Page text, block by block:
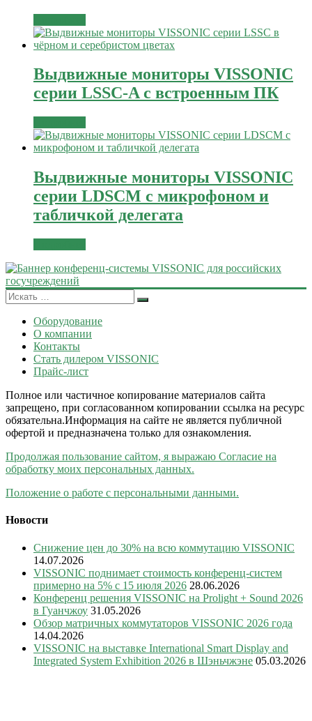
Выдвижные мониторы VISSONIC
серии LSSC-A с встроенным ПК
Выдвижные мониторы VISSONIC
серии LDSCM с микрофоном и
табличкой делегата
Оборудование
О компании
Контакты
Стать дилером VISSONIC
Прайс-лист
Полное или частичное копирование материалов сайта
запрещено, при согласованном копировании ссылка на ресурс
обязательна.Информация на сайте не является публичной
офертой и предназначена только для ознакомления.
Продолжая пользование сайтом, я выражаю Согласие на
обработку моих персональных данных.
Положение о работе с персональными данными.
Новости
Снижение цен до 30% на всю коммутацию VISSONIC
14.07.2026
VISSONIC поднимает стоимость конференц-систем
примерно на 5% с 15 июля 2026 28.06.2026
Конференц решения VISSONIC на Prolight + Sound 2026
в Гуанчжоу 31.05.2026
Обзор матричных коммутаторов VISSONIC 2026 года
14.04.2026
VISSONIC на выставке International Smart Display and
Integrated System Exhibition 2026 в Шэньчжэне 05.03.2026